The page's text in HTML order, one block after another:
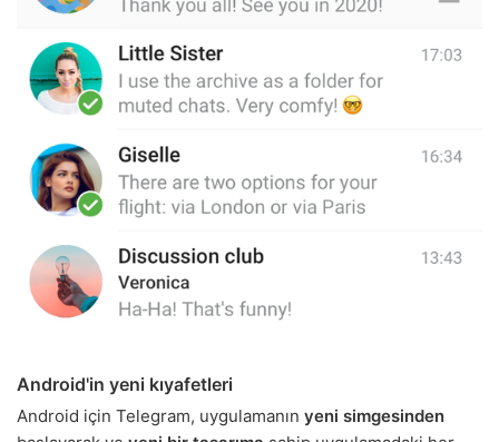
Android'in yeni kıyafetleri
Android için Telegram, uygulamanın yeni simgesinden